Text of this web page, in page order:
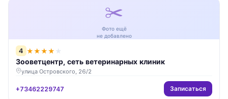
✂️
Фото ещё
не добавлено
4 ★★★★ ★
Зооветцентр, сеть ветеринарных клиник
улица Островского, 26/2
+73462229747 Записаться